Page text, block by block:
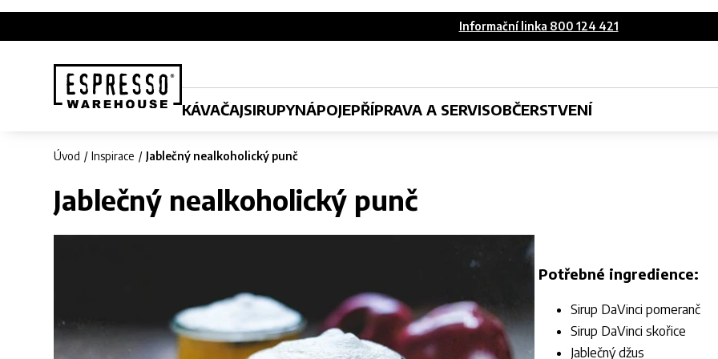
Informační linka 800 124 421
KÁVAČAJSIRUPYNÁPOJEPŘÍPRAVA A SERVISOBČERSTVENÍ
Úvod Inspirace Jablečný nealkoholický punč
Jablečný nealkoholický punč
Potřebné ingredience:
Sirup DaVinci pomeranč
Sirup DaVinci skořice
Jablečný džus